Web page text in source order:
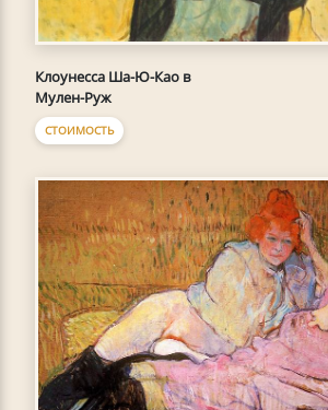
Клоунесса Ша-Ю-Као в
Мулен-Руж
СТОИМОСТЬ